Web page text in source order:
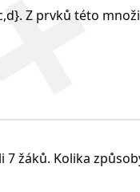
každá uspořádaná
opakováním je
Z prvků této
7 žáků. Kolika